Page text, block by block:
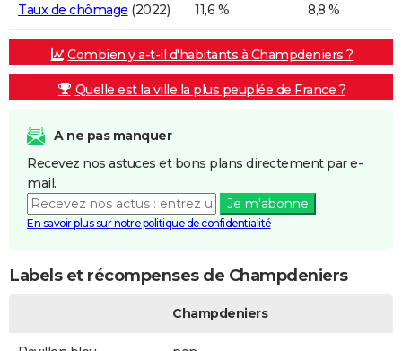
Taux de chômage (2022) 11,6 % 8,8 %
Combien y a-t-il d'habitants à Champdeniers ?
Quelle est la ville la plus peuplée de France ?
A ne pas manquer
Recevez nos astuces et bons plans directement par e-
mail.
Je m'abonne
En savoir plus sur notre politique de confidentialité
Labels et récompenses de Champdeniers
Champdeniers